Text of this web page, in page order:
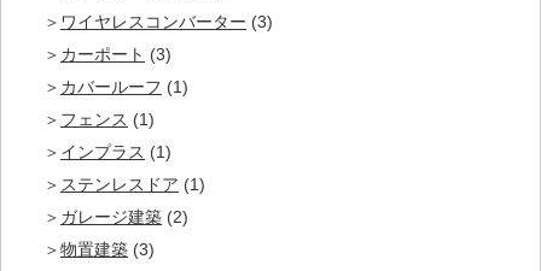
ワイヤレスコンバーター (3)
カーポート (3)
カバールーフ (1)
フェンス (1)
インプラス (1)
ステンレスドア (1)
ガレージ建築 (2)
物置建築 (3)